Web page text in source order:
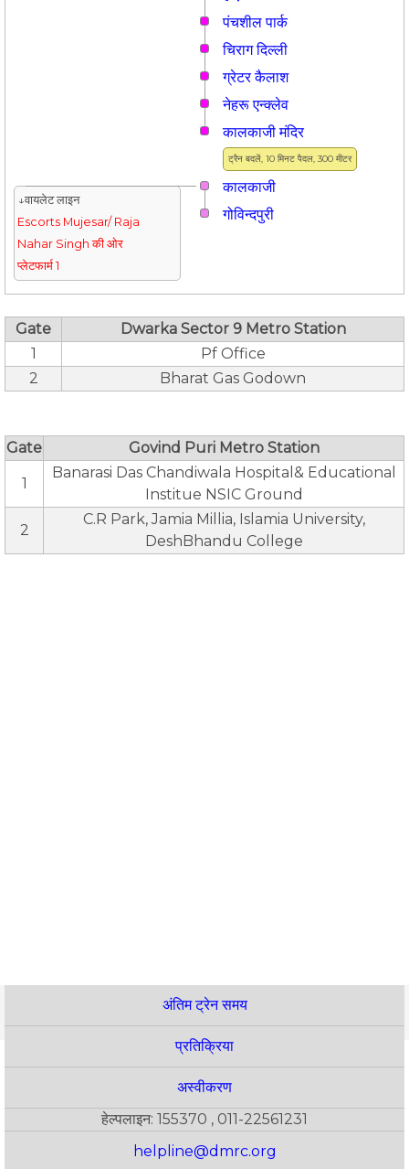
पंचशील पार्क
चिराग दिल्ली
ग्रेटर कैलाश
नेहरू एन्क्लेव
ट्रैन बदलें, 10 मिनट पैदल, 300 मीटर
कालकाजी मंदिर
कालकाजी
↓वायलेट लाइन
Escorts Mujesar/ Raja
Nahar Singh की ओर
प्लेटफार्म 1
गोविन्दपुरी
Gate
Dwarka Sector 9 Metro Station
1
Pf Office
2
Bharat Gas Godown
Gate Govind Puri Metro Station
1
Banarasi Das Chandiwala Hospital& Educational
Institue NSIC Ground
2
C.R Park, Jamia Millia, Islamia University,
DeshBhandu College
अंतिम ट्रेन समय
प्रतिक्रिया
अस्वीकरण
हेल्पलाइन: 155370 , 011-22561231
helpline@dmrc.org